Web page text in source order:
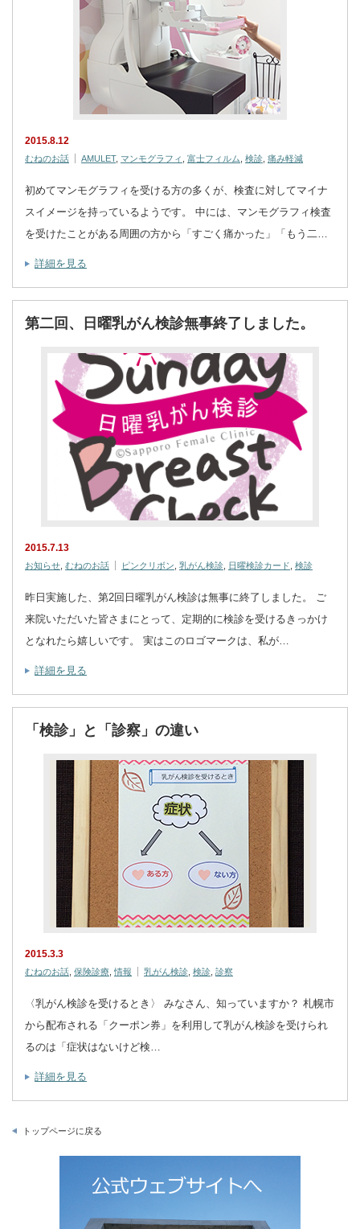
2015.8.12
むねのお話 AMULET, マンモグラフィ 富士フィルム 検診 痛み軽減
初めてマンモグラフィを受ける方の多くが、検査に対してマイナ
スイメージを持っているようです。 中には、マンモグラフィ検査
を受けたことがある周囲の方から「すごく痛かった」「もう二…
詳細を見る
第二回、日曜乳がん検診無事終了しました。
2015.7.13
お知らせ むねのお話 ピンクリボン 乳がん検診 日曜検診カード 検診
昨日実施した、第2回日曜乳がん検診は無事に終了しました。 ご
来院いただいた皆さまにとって、定期的に検診を受けるきっかけ
となれたら嬉しいです。 実はこのロゴマークは、私が…
詳細を見る
「検診」と「診察」の違い
2015.3.3
むねのお話 保険診療 ,情報 乳がん検診 検診 診察
〈乳がん検診を受けるとき〉 みなさん、知っていますか？ 札幌市
から配布される「クーポン券」を利用して乳がん検診を受けられ
るのは「症状はないけど検…
詳細を見る
トップページに戻る